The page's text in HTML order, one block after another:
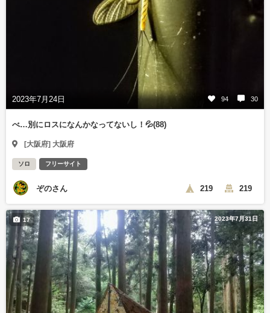
2023年7月24日 94 30
べ…別にロスになんかなってないし！💦(88)
[大阪府] 大阪府
ソロ フリーサイト
ぞのさん 219 219
2023年7月31日
17